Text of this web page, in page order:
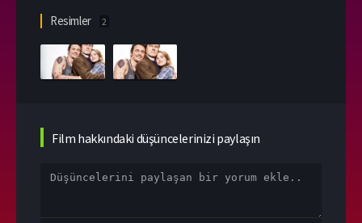
Resimler 2
Film hakkındaki düşüncelerinizi paylaşın